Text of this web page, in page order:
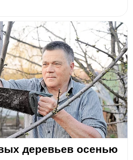
деревьев осенью